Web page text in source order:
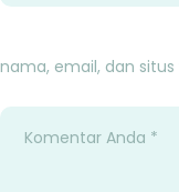
nama, email, dan